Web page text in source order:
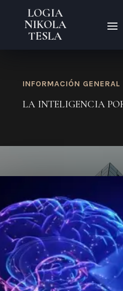
LOGIA
NIKOLA
TESLA
INFORMACIÓN GENERAL
LA INTELIGENCIA